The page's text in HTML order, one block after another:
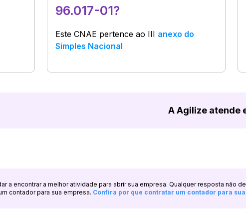
96.017-01?
Este CNAE pertence ao III anexo do
Simples Nacional
A Agilize atende
a encontrar a melhor atividade para abrir sua empresa. Qualquer resposta não
contador para sua empresa. Confira por que contratar um contador para